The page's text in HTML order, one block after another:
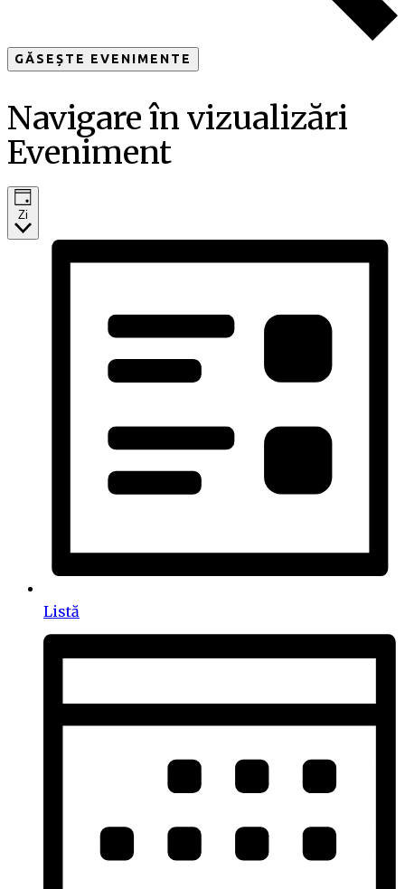
GĂSEȘTE EVENIMENTE
Navigare în vizualizări
Eveniment
Zi
Listă